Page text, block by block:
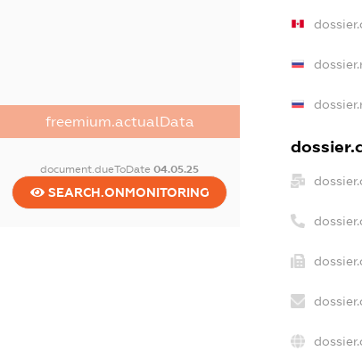
freemium.actualData
document.dueToDate04.05.25
SEARCH.ONMONITORING